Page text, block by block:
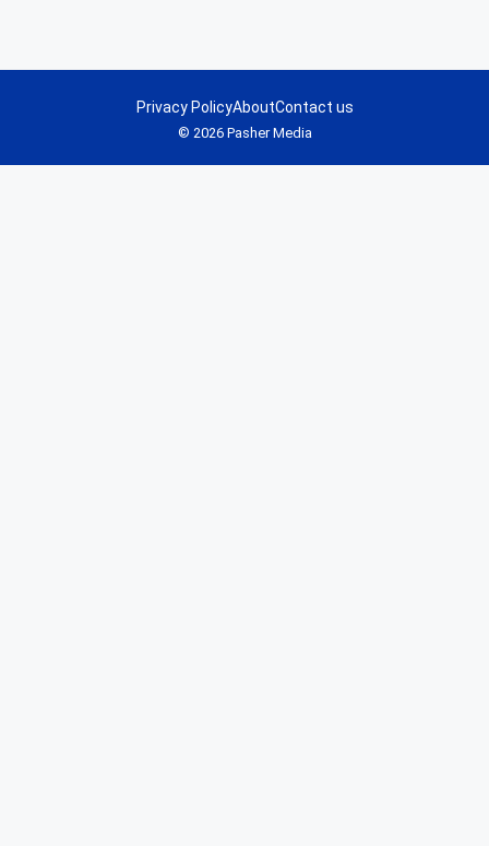
© 2026 Pasher Media
Privacy PolicyAboutContact us